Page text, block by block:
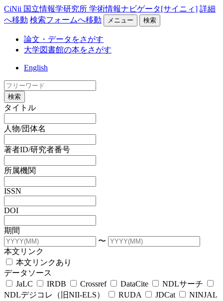
CiNii 国立情報学研究所 学術情報ナビゲータ[サイニィ] 詳細
へ移動 検索フォームへ移動 メニュー 検索
論文・データをさがす
大学図書館の本をさがす
English
検索
タイトル
人物/団体名
著者ID/研究者番号
所属機関
ISSN
DOI
期間
〜
本文リンク
本文リンクあり
データソース
JaLC
IRDB Crossref DataCite
NDLサーチ
NDLデジコレ（旧NII-ELS）
RUDA JDCat
NINJAL